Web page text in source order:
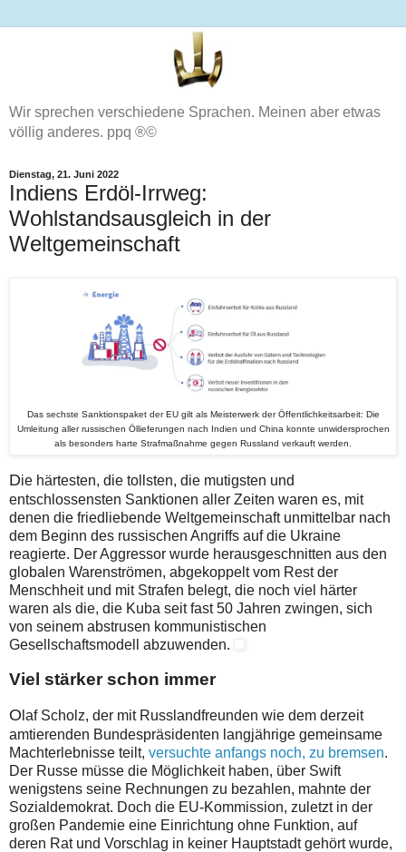
Wir sprechen verschiedene Sprachen. Meinen aber etwas
völlig anderes. ppq ®©
Dienstag, 21. Juni 2022
Indiens Erdöl-Irrweg:
Wohlstandsausgleich in der
Weltgemeinschaft
Das sechste Sanktionspaket der EU gilt als Meisterwerk der Öffentlichkeitsarbeit: Die
Umleitung aller russischen Öllieferungen nach Indien und China konnte unwidersprochen
als besonders harte Strafmaßnahme gegen Russland verkauft werden.
Die härtesten, die tollsten, die mutigsten und
entschlossensten Sanktionen aller Zeiten waren es, mit
denen die friedliebende Weltgemeinschaft unmittelbar nach
dem Beginn des russischen Angriffs auf die Ukraine
reagierte. Der Aggressor wurde herausgeschnitten aus den
globalen Warenströmen, abgekoppelt vom Rest der
Menschheit und mit Strafen belegt, die noch viel härter
waren als die, die Kuba seit fast 50 Jahren zwingen, sich
von seinem abstrusen kommunistischen
Gesellschaftsmodell abzuwenden.
Viel stärker schon immer
O laf Scholz, der mit Russlandfreunden wie dem derzeit
amtierenden Bundespräsidenten langjährige gemeinsame
Machterlebnisse teilt, versuchte anfangs noch, zu bremsen.
Der Russe müsse die Möglichkeit haben, über Swift
wenigstens seine Rechnungen zu bezahlen, mahnte der
Sozialdemokrat. Doch die EU-Kommission, zuletzt in der
großen Pandemie eine Einrichtung ohne Funktion, auf
deren Rat und Vorschlag in keiner Hauptstadt gehört wurde,